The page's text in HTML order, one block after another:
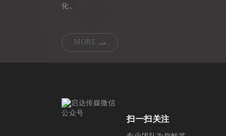
化。
MORE
扫一扫关注